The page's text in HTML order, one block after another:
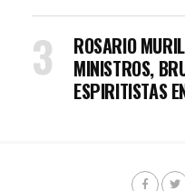
ROSARIO
MINISTROS,
ESPIRITISTAS